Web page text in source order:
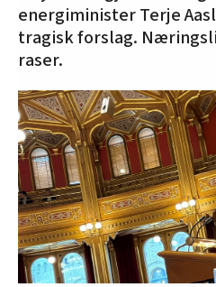
energiminister Terje
tragisk forslag.
raser.